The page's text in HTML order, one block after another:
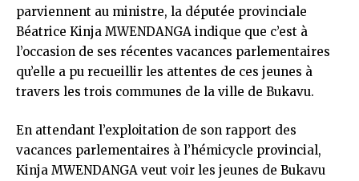
parviennent au ministre, la députée provinciale
Béatrice Kinja MWENDANGA indique que c’est à
l’occasion de ses récentes vacances parlementaires
qu’elle a pu recueillir les attentes de ces jeunes à
travers les trois communes de la ville de Bukavu.
En attendant l’exploitation de son rapport des
vacances parlementaires à l’hémicycle provincial,
Kinja MWENDANGA veut voir les jeunes de Bukavu